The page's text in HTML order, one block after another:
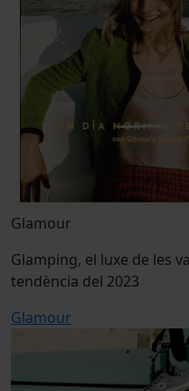
Glamour
Glamping, el luxe de les
tendència del 2023
Glamour